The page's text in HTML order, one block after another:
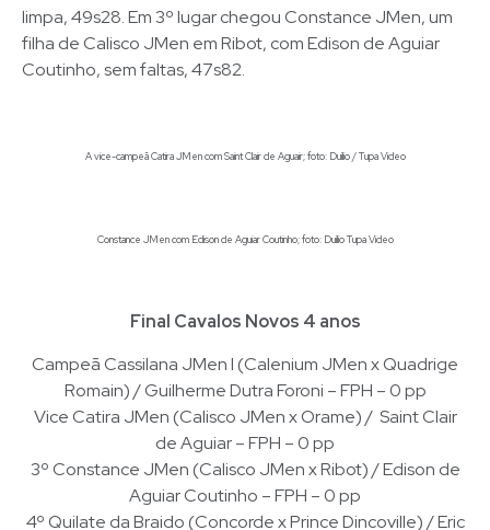
limpa, 49s28. Em 3º lugar chegou Constance JMen, um
filha de Calisco JMen em Ribot, com Edison de Aguiar
Coutinho, sem faltas, 47s82.
A vice-campeã Catira JMen com Saint Clair de Aguair; foto: Duílio / Tupa Video
Constance JMen com Edison de Aguiar Coutinho; foto: Duílio Tupa Video
Final Cavalos Novos 4 anos
Campeã Cassilana JMen I (Calenium JMen x Quadrige
Romain) / Guilherme Dutra Foroni – FPH – 0 pp
Vice Catira JMen (Calisco JMen x Orame) / Saint Clair
de Aguiar – FPH – 0 pp
3º Constance JMen (Calisco JMen x Ribot) / Edison de
Aguiar Coutinho – FPH – 0 pp
4º Quilate da Braido (Concorde x Prince Dincoville) / Eric